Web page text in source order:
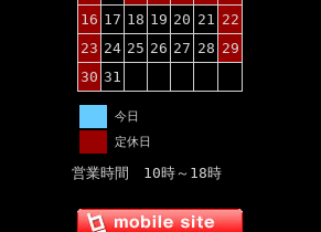
16 17 18 19 20 21 22
23 24 25 26 27 28 29
30 31
今日
定休日
営業時間 10時～18時